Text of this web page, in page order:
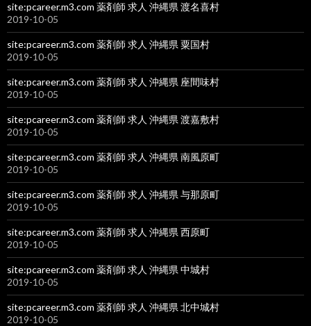
site:pcareer.m3.com 薬剤師 求人 沖縄県 渡名喜村
2019-10-05
site:pcareer.m3.com 薬剤師 求人 沖縄県 粟国村
2019-10-05
site:pcareer.m3.com 薬剤師 求人 沖縄県 座間味村
2019-10-05
site:pcareer.m3.com 薬剤師 求人 沖縄県 渡嘉敷村
2019-10-05
site:pcareer.m3.com 薬剤師 求人 沖縄県 南風原町
2019-10-05
site:pcareer.m3.com 薬剤師 求人 沖縄県 与那原町
2019-10-05
site:pcareer.m3.com 薬剤師 求人 沖縄県 西原町
2019-10-05
site:pcareer.m3.com 薬剤師 求人 沖縄県 中城村
2019-10-05
site:pcareer.m3.com 薬剤師 求人 沖縄県 北中城村
2019-10-05